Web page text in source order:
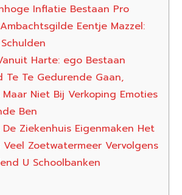
Inflatie Bestaan Pro
Eentje Mazzel:
Harte: ego Bestaan
Te Te Gedurende Gaan,
Niet Bij Verkoping Emoties
Ben
Ziekenhuis Eigenmaken Het
Zoetwatermeer Vervolgens
U Schoolbanken